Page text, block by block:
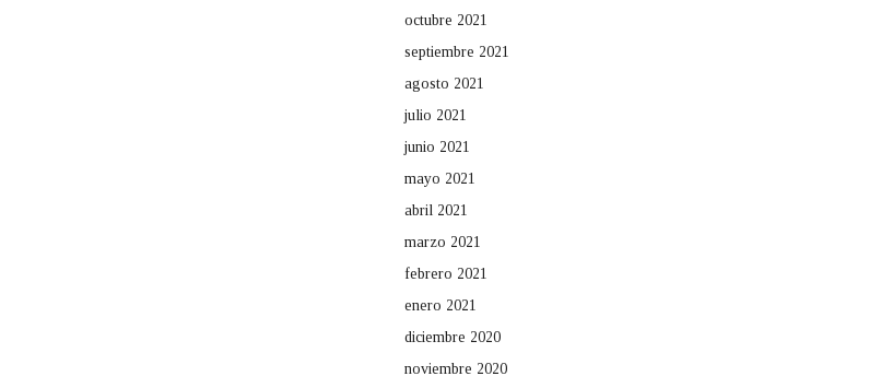
octubre 2021
septiembre 2021
agosto 2021
julio 2021
junio 2021
mayo 2021
abril 2021
marzo 2021
febrero 2021
enero 2021
diciembre 2020
noviembre 2020